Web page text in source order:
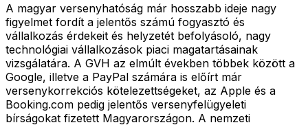
A magyar versenyhatóság már hosszabb ideje nagy
figyelmet fordít a jelentős számú fogyasztó és
vállalkozás érdekeit és helyzetét befolyásoló, nagy
technológiai vállalkozások piaci magatartásainak
vizsgálatára. A GVH az elmúlt években többek között a
Google, illetve a PayPal számára is előírt már
versenykorrekciós kötelezettségeket, az Apple és a
Booking.com pedig jelentős versenyfelügyeleti
bírságokat fizetett Magyarországon. A nemzeti